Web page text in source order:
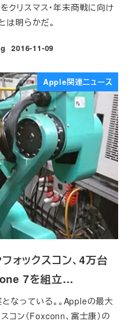
クリスマス・年末商戦に向け
は明らかだ。
投稿日
2016-11-09
Apple関連ニュース
ォックスコン、4万台
7を組立…
なっている。。Appleの最大
コン（Foxconn、富士康）の